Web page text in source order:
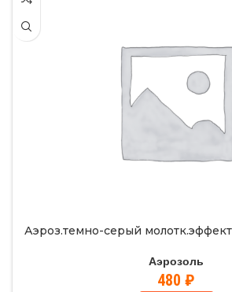
Аэроз.темно-серый
Аэрозоль
480 ₽